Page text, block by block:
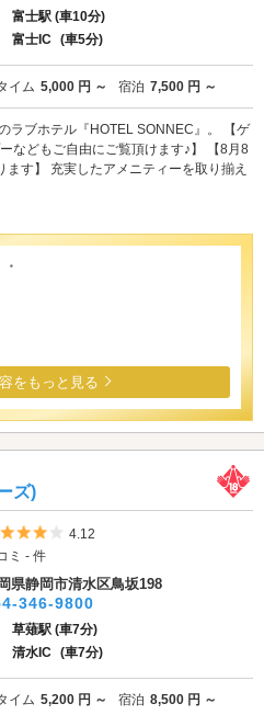
富士駅 (車10分)
富士IC (車5分)
イム 5,000 円 ～ 宿泊 7,500 円 ～
ラブホテル『HOTEL SONNEC』。 【ゲ
などもご自由にご覧頂けます♪】 【8月8
す】 充実したアメニティーを取り揃え
をもっと見る
ズ)
5つ星のうち4
4.12
ミ - 件
県静岡市清水区鳥坂198
346-9800
草薙駅 (車7分)
清水IC (車7分)
イム 5,200 円 ～ 宿泊 8,500 円 ～